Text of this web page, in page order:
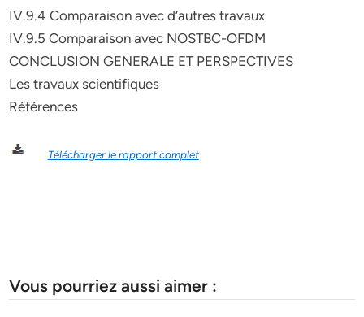
IV.9.4 Comparaison avec d’autres travaux
IV.9.5 Comparaison avec NOSTBC-OFDM
CONCLUSION GENERALE ET PERSPECTIVES
Les travaux scientifiques
Références
Télécharger le rapport complet
Vous pourriez aussi aimer :